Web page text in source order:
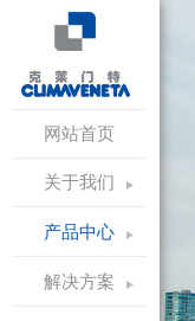
网站首页
关于我们
产品中心
解决方案